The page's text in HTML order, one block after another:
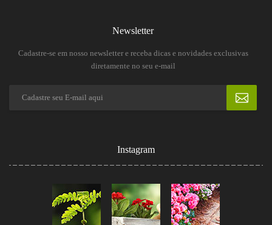
Newsletter
Cadastre-se em nosso newsletter e receba dicas e novidades exclusivas
diretamente no seu e-mail
Instagram